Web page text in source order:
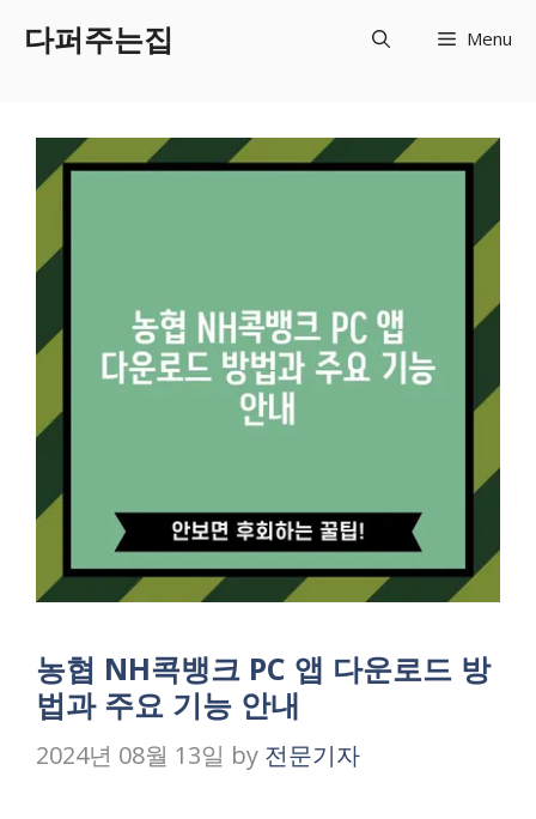
다퍼주는집 Menu
농협 NH콕뱅크 PC 앱 다운로드 방
법과 주요 기능 안내
2024년 08월 13일 by 전문기자